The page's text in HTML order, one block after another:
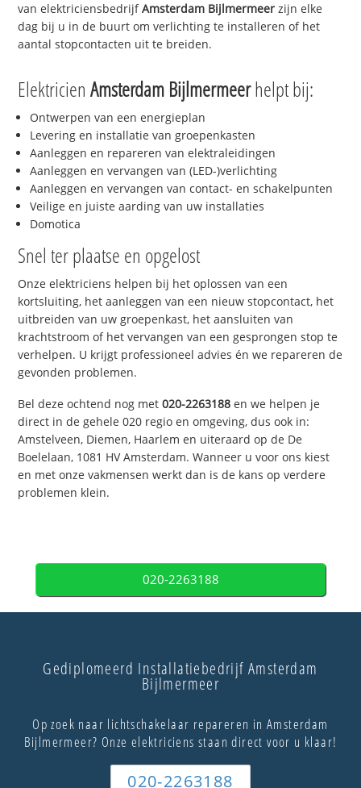
van elektriciensbedrijfAmsterdam Bijlmermeer zijn elke
dag bij u in de buurt om verlichting te installeren of het
aantal stopcontacten uit te breiden.
ElektricienAmsterdam Bijlmermeerhelpt bij:
Ontwerpen van een energieplan
Levering en installatie van groepenkasten
Aanleggen en repareren van elektraleidingen
Aanleggen en vervangen van (LED-)verlichting
Aanleggen en vervangen van contact- en schakelpunten
Veilige en juiste aarding van uw installaties
Domotica
Snel ter plaatse en opgelost
Onze elektriciens helpen bij het oplossen van een
kortsluiting, het aanleggen van een nieuw stopcontact, het
uitbreiden van uw groepenkast, het aansluiten van
krachtstroom of het vervangen van een gesprongen stop te
verhelpen. U krijgt professioneel advies én we repareren de
gevonden problemen.
Bel deze ochtend nog met020-2263188 en we helpen je
direct in de gehele 020 regio en omgeving, dus ook in:
Amstelveen, Diemen, Haarlem en uiteraard op de De
Boelelaan, 1081 HV Amsterdam. Wanneer u voor ons kiest
en met onze vakmensen werkt dan is de kans op verdere
problemen klein.
020-2263188
Gediplomeerd Installatiebedrijf Amsterdam
Bijlmermeer
Op zoek naar lichtschakelaar repareren in Amsterdam
Bijlmermeer? Onze elektriciens staan direct voor u klaar!
020-2263188